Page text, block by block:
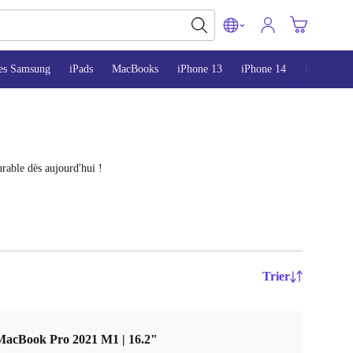
Samsung iPads MacBooks iPhone 13 iPhone 14 iPhone 15
dès aujourd'hui !
Trier
Pro 2021 M1 | 16.2"